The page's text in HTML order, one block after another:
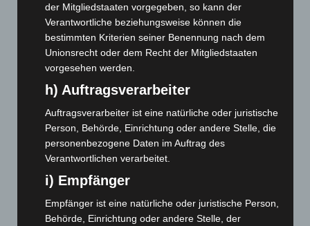
Januar 2025(88)
Dezember 2024
(89)
November 2024(94)
Oktober 2024(93)
September 2024(112)
August 2024(107)
Juli 2024(89)
Juni 2024(107)
Mai 2024(149)
April 2024(102)
März 2024(103)
der Mitgliedstaaten vorgegeben, so kann der
Verantwortliche beziehungsweise können die
bestimmten Kriterien seiner Benennung nach dem
Unionsrecht oder dem Recht der Mitgliedstaaten
vorgesehen werden.
h) Auftragsverarbeiter
Auftragsverarbeiter ist eine natürliche oder juristische
Person, Behörde, Einrichtung oder andere Stelle, die
personenbezogene Daten im Auftrag des
Verantwortlichen verarbeitet.
i) Empfänger
Empfänger ist eine natürliche oder juristische Person,
Behörde, Einrichtung oder andere Stelle, der